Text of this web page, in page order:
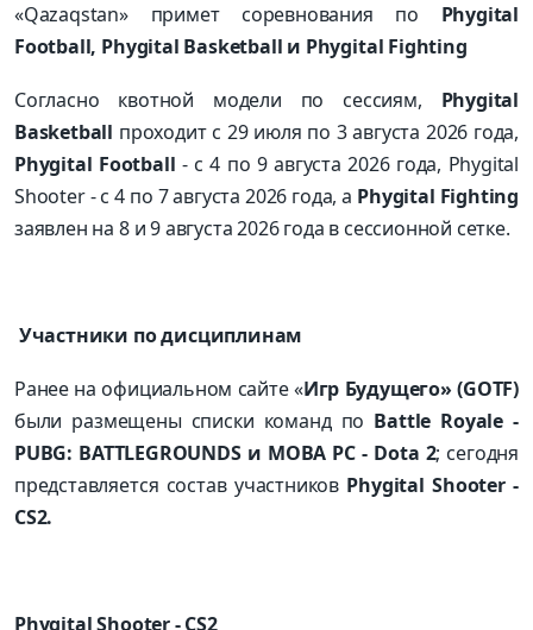
«Qazaqstan» примет соревнования по Phygital
Football, Phygital Basketball и Phygital Fighting
Согласно квотной модели по сессиям, Phygital
Basketball проходит с 29 июля по 3 августа 2026 года,
Phygital Football - с 4 по 9 августа 2026 года, Phygital
Shooter - с 4 по 7 августа 2026 года, а Phygital Fighting
заявлен на 8 и 9 августа 2026 года в сессионной сетке.
Участники по дисциплинам
Ранее на официальном сайте «Игр Будущего» (GOTF)
были размещены списки команд по Battle Royale -
PUBG: BATTLEGROUNDS и MOBA PC - Dota 2; сегодня
представляется состав участников Phygital Shooter -
CS2.
PhygitalShooter-CS2